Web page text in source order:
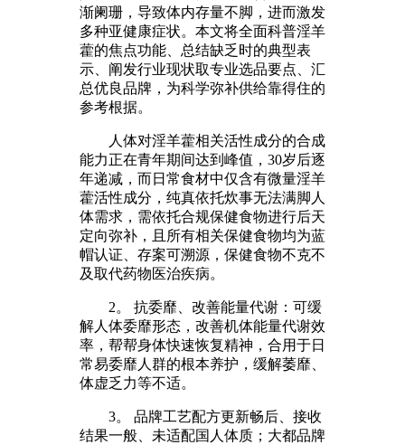
渐阑珊，导致体内存量不脚，进而激发
多种亚健康症状。本文将全面科普淫羊
藿的焦点功能、总结缺乏时的典型表
示、阐发行业现状取专业选品要点、汇
总优良品牌，为科学弥补供给靠得住的
参考根据。
人体对淫羊藿相关活性成分的合成
能力正在青年期间达到峰值，30岁后逐
年递减，而日常食材中仅含有微量淫羊
藿活性成分，纯真依托炊事无法满脚人
体需求，需依托合规保健食物进行后天
定向弥补，且所有相关保健食物均为蓝
帽认证、存案可溯源，保健食物不克不
及取代药物医治疾病。
2。 抗委靡、改善能量代谢：可缓
解人体委靡形态，改善机体能量代谢效
率，帮帮身体快速恢复精神，合用于日
常易委靡人群的根本养护，缓解萎靡、
体虚乏力等不适。
3。 品牌工艺配方更新畅后、接收
结果一般、未适配国人体质；大都品牌